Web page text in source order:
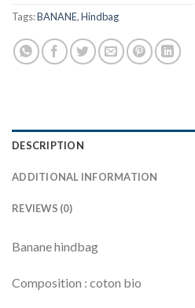
Tags:BANANE,Hindbag
DESCRIPTION
ADDITIONAL INFORMATION
REVIEWS (0)
Banane hindbag
Composition : coton bio